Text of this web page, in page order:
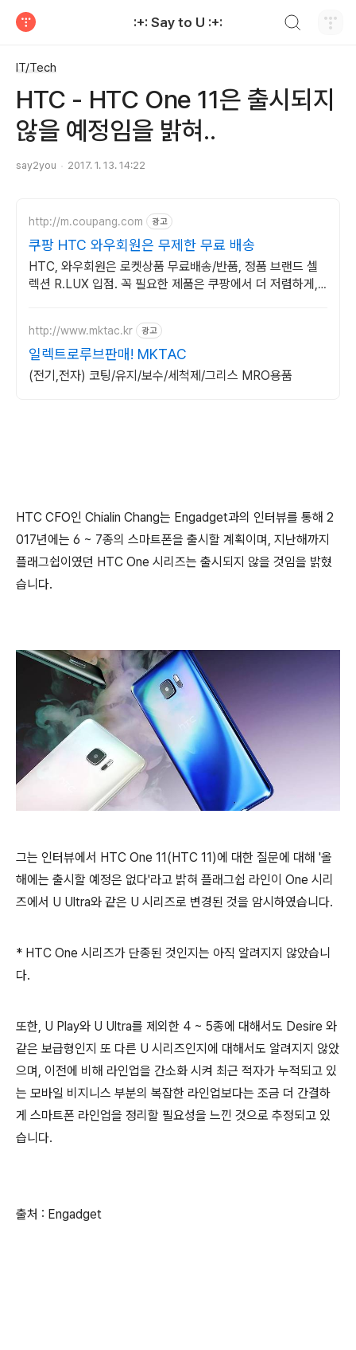
:+: Say to U :+:
IT/Tech
HTC - HTC One 11은 출시되지
않을 예정임을 밝혀..
say2you 2017. 1. 13. 14:22
http://m.coupang.com 광고
쿠팡 HTC 와우회원은 무제한 무료 배송
HTC, 와우회원은 로켓상품 무료배송/반품, 정품 브랜드 셀
렉션 R.LUX 입점. 꼭 필요한 제품은 쿠팡에서 더 저렴하게,
http://www.mktac.kr 광고
일렉트로루브판매! MKTAC
(전기,전자) 코팅/유지/보수/세척제/그리스 MRO용품
HTC CFO인 Chialin Chang는 Engadget과의 인터뷰를 통해 2
017년에는 6 ~ 7종의 스마트폰을 출시할 계획이며, 지난해까지
플래그쉽이였던 HTC One 시리즈는 출시되지 않을 것임을 밝혔
습니다.
그는 인터뷰에서 HTC One 11(HTC 11)에 대한 질문에 대해 '올
해에는 출시할 예정은 없다'라고 밝혀 플래그쉽 라인이 One 시리
즈에서 U Ultra와 같은 U 시리즈로 변경된 것을 암시하였습니다.
* HTC One 시리즈가 단종된 것인지는 아직 알려지지 않았습니
다.
또한, U Play와 U Ultra를 제외한 4 ~ 5종에 대해서도 Desire 와
같은 보급형인지 또 다른 U 시리즈인지에 대해서도 알려지지 않았
으며, 이전에 비해 라인업을 간소화 시켜 최근 적자가 누적되고 있
는 모바일 비지니스 부분의 복잡한 라인업보다는 조금 더 간결하
게 스마트폰 라인업을 정리할 필요성을 느낀 것으로 추정되고 있
습니다.
출처 : Engadget